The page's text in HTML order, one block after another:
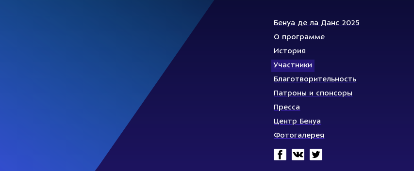
Бенуа де ла Данс 2025
О программе
История
Участники
Благотворительность
Патроны и спонсоры
Пресса
Центр Бенуа
Фотогалерея